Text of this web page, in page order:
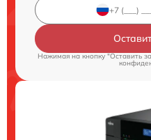
Нажимая на кнопку "Оставить